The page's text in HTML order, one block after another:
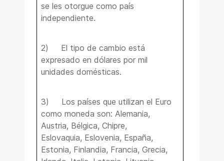
se les otorgue como país
independiente.
2) El tipo de cambio está
expresado en dólares por mil
unidades domésticas.
3) Los países que utilizan el Euro
como moneda son: Alemania,
Austria, Bélgica, Chipre,
Eslovaquia, Eslovenia, España,
Estonia, Finlandia, Francia, Grecia,